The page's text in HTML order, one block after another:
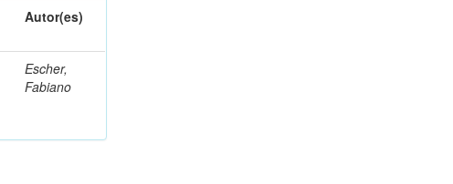
Autor(es)
Escher,
Fabiano